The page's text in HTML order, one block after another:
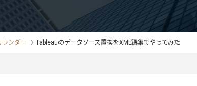
レンダー Tableauのデータソース置換をXML編集でやってみた